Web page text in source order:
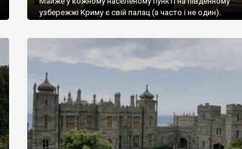
узбережжі Криму є свій палац (а часто і не один).